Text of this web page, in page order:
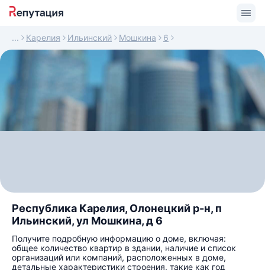
Карелия Ильинский Мошкина 6
Республика Карелия, Олонецкий р-н, п
Ильинский, ул Мошкина, д 6
Получите подробную информацию о доме, включая:
общее количество квартир в здании, наличие и список
организаций или компаний, расположенных в доме,
детальные характеристики строения, такие как год